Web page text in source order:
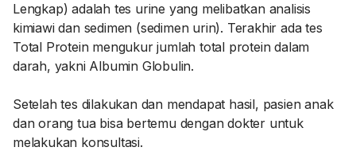
Lengkap) adalah tes urine yang melibatkan analisis
kimiawi dan sedimen (sedimen urin). Terakhir ada tes
Total Protein mengukur jumlah total protein dalam
darah, yakni Albumin Globulin.
Setelah tes dilakukan dan mendapat hasil, pasien anak
dan orang tua bisa bertemu dengan dokter untuk
melakukan konsultasi.